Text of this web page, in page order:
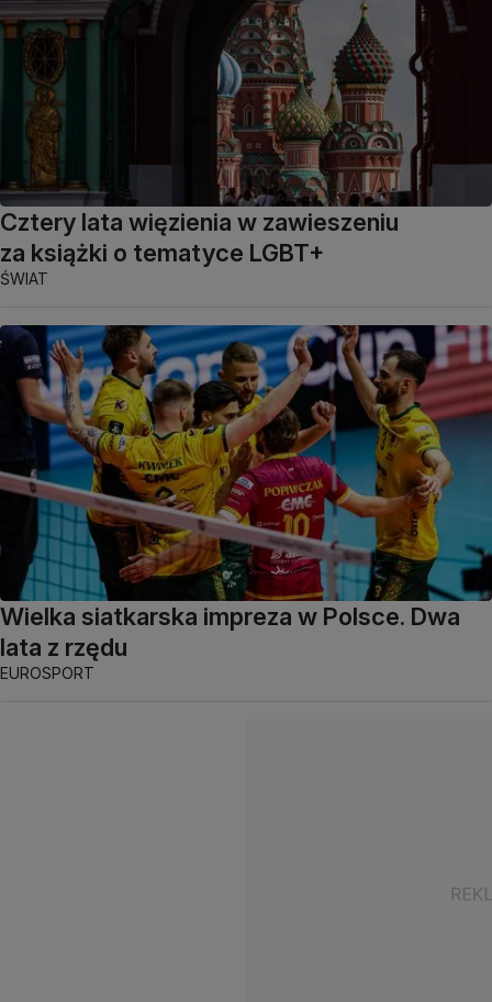
Cztery lata więzienia w zawieszeniu
za książki o tematyce LGBT+
ŚWIAT
Wielka siatkarska impreza w Polsce. Dwa
lata z rzędu
EUROSPORT